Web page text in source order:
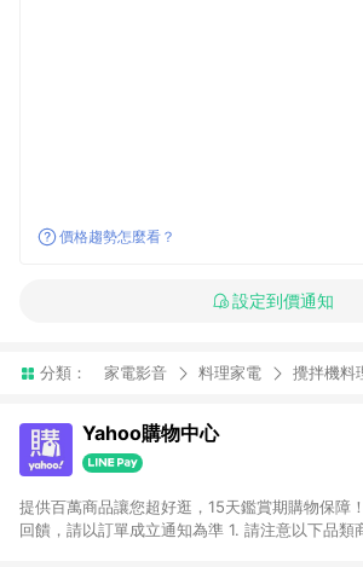
價格趨勢怎麼看？
設定到價通知
分類： 家電影音 料理家電 攪拌機料
Yahoo購物中心
提供百萬商品讓您超好逛，15天鑑賞期購物保障
回饋，請以訂單成立通知為準 1. 請注意以下品類商品均無回饋：